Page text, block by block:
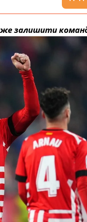
залишити